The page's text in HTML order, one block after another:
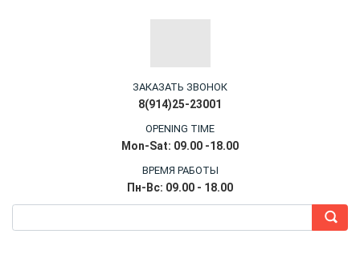
ЗАКАЗАТЬ ЗВОНОК
8(914)25-23001
OPENING TIME
Mon-Sat: 09.00 -18.00
ВРЕМЯ РАБОТЫ
Пн-Вс: 09.00 - 18.00